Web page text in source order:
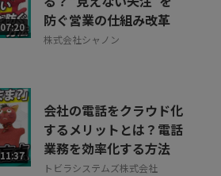
07:20
防ぐ営業の仕組み改革
株式会社シャノン
11:37
会社の電話をクラウド化
するメリットとは？電話
業務を効率化する方法
トビラシステムズ株式会社